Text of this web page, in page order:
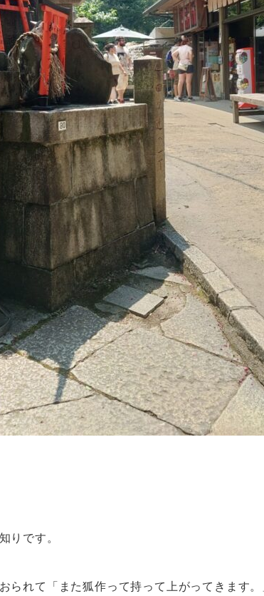
りです。
られて「また狐作って持って上がってきます